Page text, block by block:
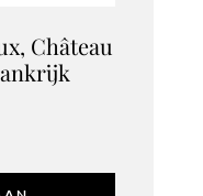
Château